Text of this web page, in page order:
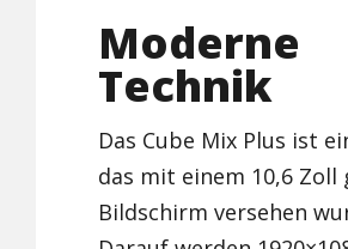
Moderne
Technik
Das Cube Mix Plus ist
das mit einem 10,6 Zoll
Bildschirm versehen